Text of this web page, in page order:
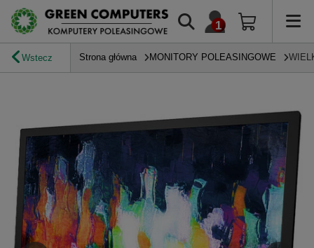
Wstecz Strona główna MONITORY POLEASINGOWE